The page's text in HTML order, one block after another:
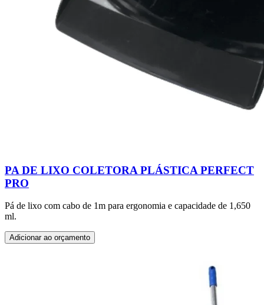
PA DE LIXO COLETORA PLÁSTICA PERFECT
PRO
Pá de lixo com cabo de 1m para ergonomia e capacidade de 1,650
ml.
Adicionar ao orçamento